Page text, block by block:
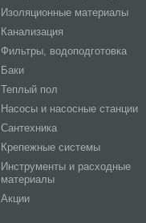
Изоляционные материалы
Канализация
Фильтры, водоподготовка
Баки
Теплый пол
Насосы и насосные станции
Сантехника
Крепежные системы
Инструменты и расходные
материалы
Акции